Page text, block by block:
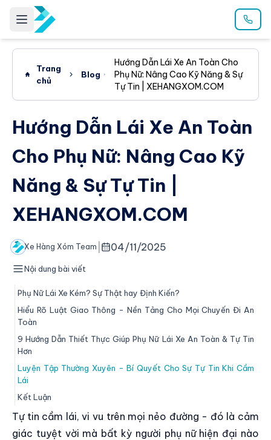
Trang
chủ
Blog
Hướng Dẫn Lái Xe An Toàn Cho
Phụ Nữ: Nâng Cao Kỹ Năng & Sự
Tự Tin | XEHANGXOM.COM
Hướng Dẫn Lái Xe An Toàn
Cho Phụ Nữ: Nâng Cao Kỹ
Năng & Sự Tự Tin |
XEHANGXOM.COM
Xe Hàng Xóm Team 04/11/2025
Nội dung bài viết
Phụ Nữ Lái Xe Kém? Sự Thật hay Định Kiến?
Hiểu Rõ Luật Giao Thông - Nền Tảng Cho Mọi Chuyến Đi An
Toàn
9 Hướng Dẫn Thiết Thực Giúp Phụ Nữ Lái Xe An Toàn & Tự Tin
Hơn
Luyện Tập Thường Xuyên - Bí Quyết Cho Sự Tự Tin Khi Cầm
Lái
Kết Luận
Tự tin cầm lái, vi vu trên mọi nẻo đường - đó là cảm
giác tuyệt vời mà bất kỳ người phụ nữ hiện đại nào